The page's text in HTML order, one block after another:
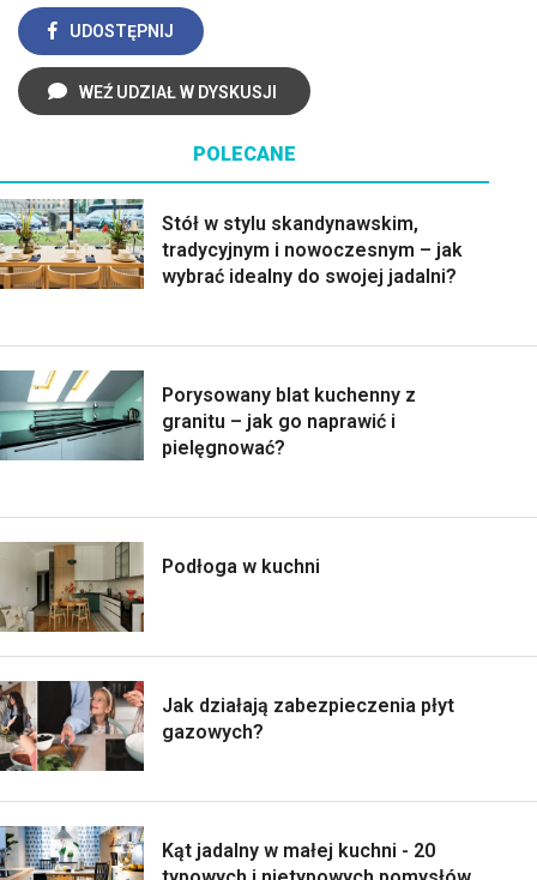
UDOSTĘPNIJ
WEŹ UDZIAŁ W DYSKUSJI
POLECANE
Stół w stylu skandynawskim,
tradycyjnym i nowoczesnym – jak
wybrać idealny do swojej jadalni?
Porysowany blat kuchenny z
granitu – jak go naprawić i
pielęgnować?
Podłoga w kuchni
Jak działają zabezpieczenia płyt
gazowych?
Kąt jadalny w małej kuchni - 20